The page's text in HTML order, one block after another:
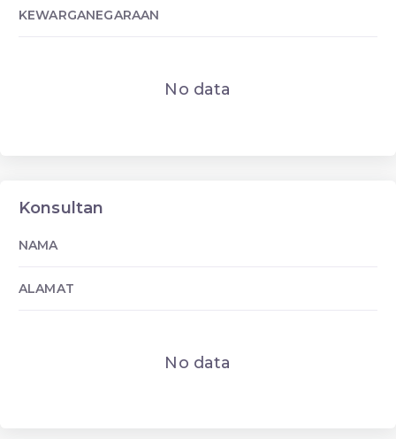
KEWARGANEGARAAN
No data
Konsultan
NAMA
ALAMAT
No data